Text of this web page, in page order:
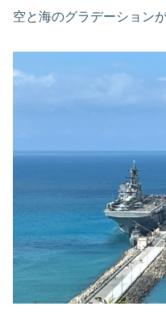
空と海のグラデーション